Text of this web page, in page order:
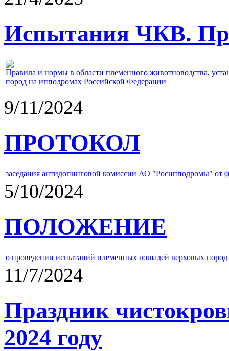
Испытания ЧКВ.
Правила и нормы в области племенного животноводства,
пород на ипподромах Российской Федерации
9/11/2024
ПРОТОКОЛ
заседания антидопинговой комиссии АО "Росипподромы" от
5/10/2024
ПОЛОЖЕНИЕ
о проведении испытаний племенных лошадей верховых
11/7/2024
Праздник
2024 году